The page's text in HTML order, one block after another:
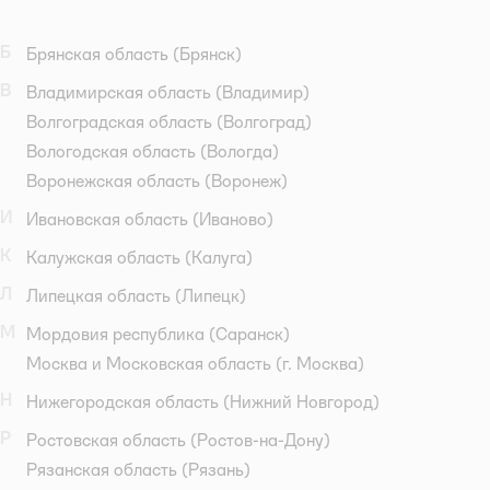
Брянская область (Брянск)
Владимирская область (Владимир)
Волгоградская область (Волгоград)
Вологодская область (Вологда)
Воронежская область (Воронеж)
Ивановская область (Иваново)
Калужская область (Калуга)
Липецкая область (Липецк)
Мордовия республика (Саранск)
Москва и Московская область (г. Москва)
Нижегородская область (Нижний Новгород)
Ростовская область (Ростов-на-Дону)
Рязанская область (Рязань)